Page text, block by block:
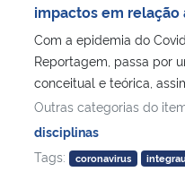
impactos em relação
Com a epidemia do
Reportagem, passa por
conceitual e teórica,
Outras categorias do
disciplinas
Tags:
coronavirus